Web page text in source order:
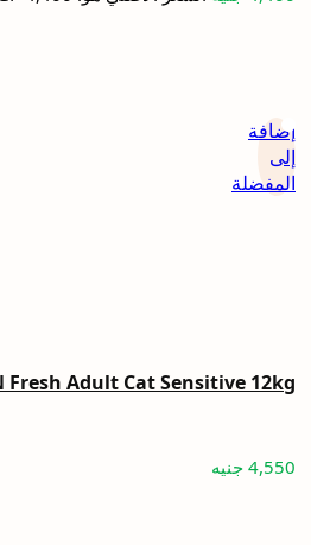
إضافة
إلى
المفضلة
Fresh Adult Cat Sensitive 12kg
4,550 جنيه